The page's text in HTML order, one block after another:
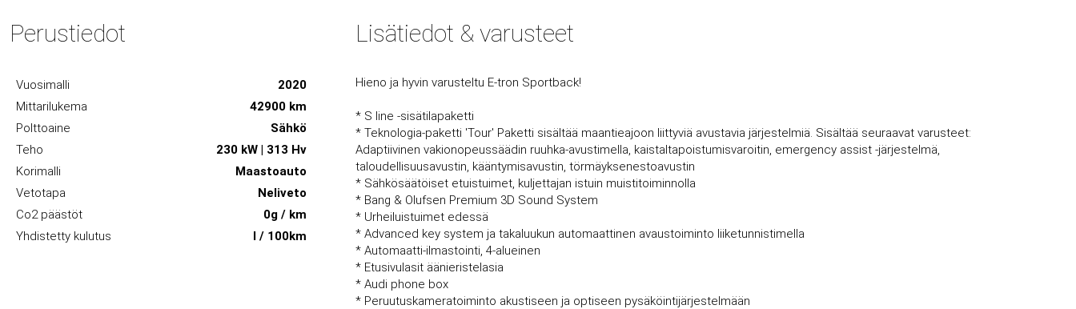
Perustiedot
Vuosimalli
2020
Mittarilukema
42900 km
Polttoaine
Sähkö
Teho
230 kW | 313 Hv
Korimalli
Maastoauto
Vetotapa
Neliveto
Co2 päästöt
0g / km
Yhdistetty kulutus
l / 100km
Lisätiedot & varusteet
Hieno ja hyvin varusteltu E-tron Sportback!
* S line -sisätilapaketti
* Teknologia-paketti 'Tour' Paketti sisältää maantieajoon liittyviä avustavia järjestelmiä. Sisältää seuraavat varusteet:
Adaptiivinen vakionopeussäädin ruuhka-avustimella, kaistaltapoistumisvaroitin, emergency assist -järjestelmä,
taloudellisuusavustin, kääntymisavustin, törmäyksenestoavustin
* Sähkösäätöiset etuistuimet, kuljettajan istuin muistitoiminnolla
* Bang & Olufsen Premium 3D Sound System
* Urheiluistuimet edessä
* Advanced key system ja takaluukun automaattinen avaustoiminto liiketunnistimella
* Automaatti-ilmastointi, 4-alueinen
* Etusivulasit äänieristelasia
* Audi phone box
* Peruutuskameratoiminto akustiseen ja optiseen pysäköintijärjestelmään